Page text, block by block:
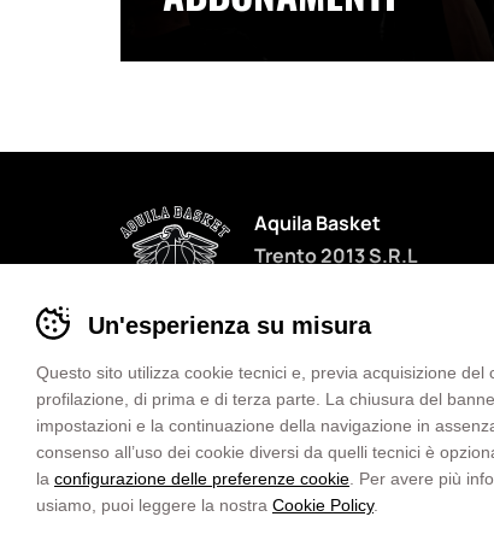
Aquila Basket
Trento 2013 S.R.L
Privacy Cookies
Preferenze cookie
Informativa Diritto d’Autore
Whistleblowing
Termini e condizioni
Dichiarazione di accessibilità
Banner
cookie
Basket
Impostare
Un'esperienza su misura
Questo sito utilizza cookie tecnici e, previa acquisizione del
profilazione, di prima e di terza parte. La chiusura del
impostazioni e la continuazione della navigazione in
consenso all’uso dei cookie diversi da quelli tecnici è
la configurazione delle preferenze cookie . Per avere più
usiamo, puoi leggere la nostra Cookie Policy.